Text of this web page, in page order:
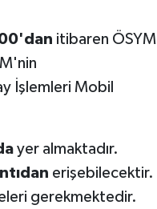
itibaren ÖSYM
İşlemleri Mobil
yer almaktadır.
erişebilecektir.
gerekmektedir.